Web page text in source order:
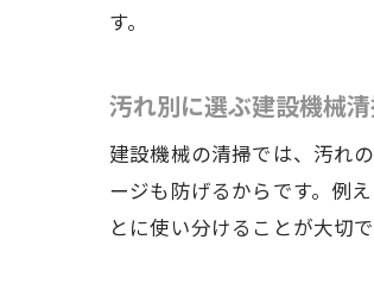
す。
汚れ別に選ぶ建設機械
建設機械の清掃では、汚れ
ージも防げるからです。例
とに使い分けることが大切